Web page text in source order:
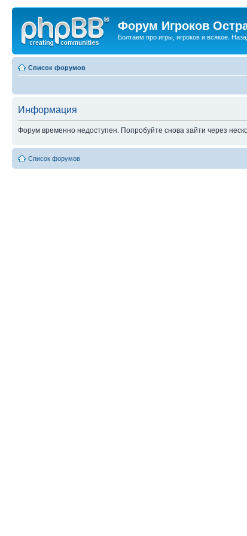
Форум Игроков
Болтаем про игры, игроков и всякое.
Список форумов
Информация
Форум временно недоступен. Попробуйте снова зайти через
Список форумов